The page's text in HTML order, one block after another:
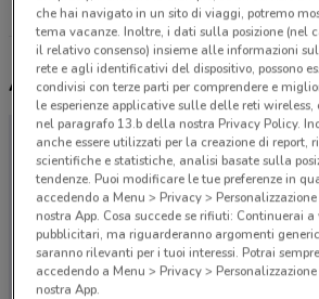
Tutti i
Altri volantini nelle vicinanze
che hai navigato in un sito di viaggi, potremo
tema vacanze. Inoltre, i dati sulla posizione (nel
il relativo consenso) insieme alle informazioni
rete e agli identificativi del dispositivo, possono
condivisi con terze parti per comprendere e
le esperienze applicative sulle delle reti
nel paragrafo 13.b della nostra Privacy Policy.
anche essere utilizzati per la creazione di report,
scientifiche e statistiche, analisi basate sulla
tendenze. Puoi modificare le tue preferenze in
accedendo a Menu > Privacy >
nostra App. Cosa succede se rifiuti: Continuerai
pubblicitari, ma riguarderanno argomenti
saranno rilevanti per i tuoi interessi. Potrai
accedendo a Menu > Privacy >
nostra App.